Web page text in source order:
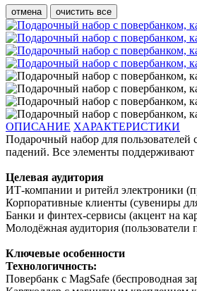
отмена очистить все
ОПИСАНИЕ ХАРАКТЕРИСТИКИ
Подарочный набор для
падений. Все элементы поддерживают
Целевая аудитория
ИТ-компании и ритейл электроники
Корпоративные клиенты (сувениры
Банки и финтех-сервисы (акцент на
Молодёжная аудитория
Ключевые особенности
Технологичность:
Повербанк с MagSafe (беспроводная